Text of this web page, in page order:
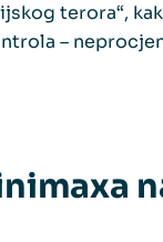
terora“,
–